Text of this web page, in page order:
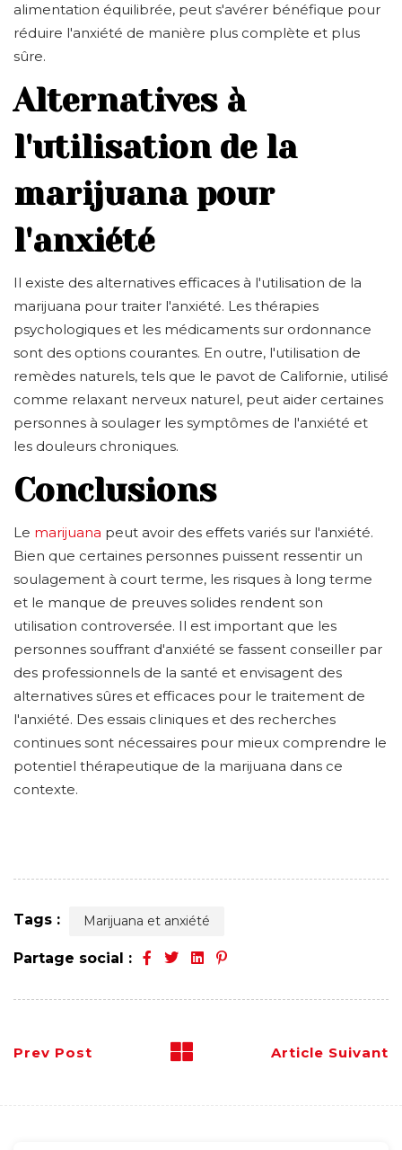
alimentation équilibrée, peut s'avérer bénéfique pour
réduire l'anxiété de manière plus complète et plus
sûre.
Alternatives à
l'utilisation de la
marijuana pour
l'anxiété
Il existe des alternatives efficaces à l'utilisation de la
marijuana pour traiter l'anxiété. Les thérapies
psychologiques et les médicaments sur ordonnance
sont des options courantes. En outre, l'utilisation de
remèdes naturels, tels que le pavot de Californie, utilisé
comme relaxant nerveux naturel, peut aider certaines
personnes à soulager les symptômes de l'anxiété et
les douleurs chroniques.
Conclusions
Le marijuana peut avoir des effets variés sur l'anxiété.
Bien que certaines personnes puissent ressentir un
soulagement à court terme, les risques à long terme
et le manque de preuves solides rendent son
utilisation controversée. Il est important que les
personnes souffrant d'anxiété se fassent conseiller par
des professionnels de la santé et envisagent des
alternatives sûres et efficaces pour le traitement de
l'anxiété. Des essais cliniques et des recherches
continues sont nécessaires pour mieux comprendre le
potentiel thérapeutique de la marijuana dans ce
contexte.
Tags : Marijuana et anxiété
Partage social :
Prev Post Article Suivant